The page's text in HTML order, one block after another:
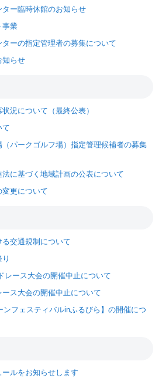
ー臨時休館のお知らせ
事業
ーの指定管理者の募集について
知らせ
況について（最終公表）
て
パークゴルフ場）指定管理候補者の募集
に基づく地域計画の公表について
更について
交通規制について
レース大会の開催中止について
ス大会の開催中止について
ンフェスティバルinふるびら】の開催につ
ルをお知らせします